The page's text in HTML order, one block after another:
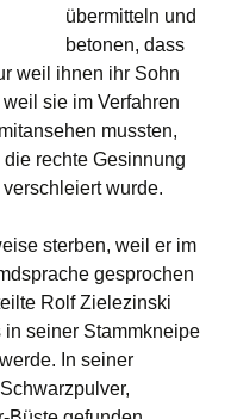
übermitteln und
betonen, dass
weil ihnen ihr Sohn
sie im Verfahren
mussten,
rechte Gesinnung
wurde.
sterben, weil er im
gesprochen
Rolf Zielezinski
in seiner Stammkneipe
In seiner